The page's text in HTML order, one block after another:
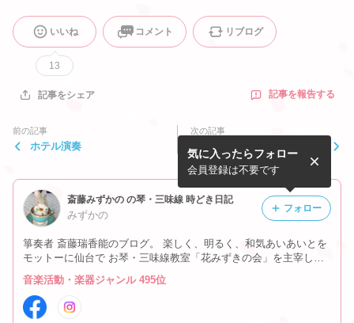
いいね
13
コメント リブログ
記事をシェア 記事を報告する
前の記事
ホテル演奏
次の記事
乗り損ねたディズニーの新幹
線
斎藤みずかの の琴・三味線 時どき日記
みずかの
箏奏者 斎藤瑞香能のブログ。 楽しく、明るく、和気あいあいとを
モットーに仙台で お琴・三味線教室「花みずきの会」を主宰して
います。 仙台、東京を中心に演奏活動中。 日々の出来事や思った
こと、教室の様子、 演奏活動など時々書いています。
気に入ったらフォロー
会員登録は不要です
フォロー
音楽活動・楽器ジャンル 495位